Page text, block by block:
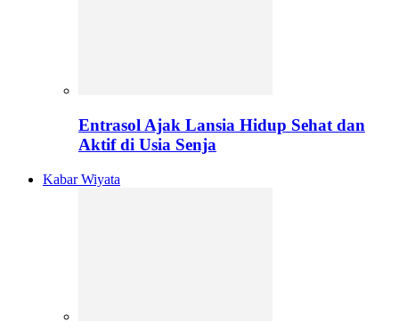
Entrasol Ajak Lansia Hidup Sehat dan
Aktif di Usia Senja
Kabar Wiyata